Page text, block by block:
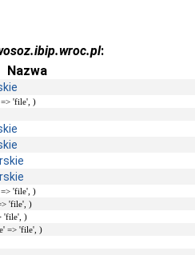
:
Nazwa
=> 'file', )
=> 'file', )
'file', )
'file', )
=> 'file', )